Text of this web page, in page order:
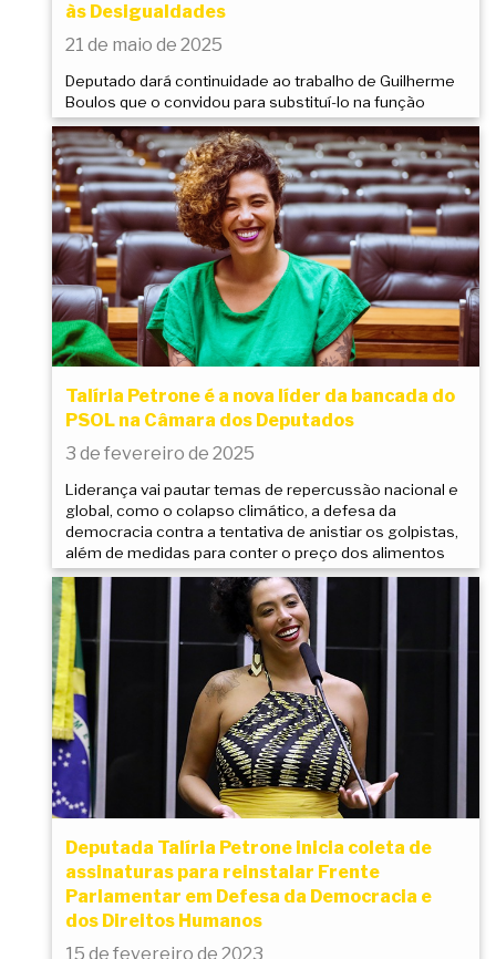
às Desigualdades
21 de maio de 2025
Deputado dará continuidade ao trabalho de Guilherme
Boulos que o convidou para substituí-lo na função
Talíria Petrone é a nova líder da bancada do
PSOL na Câmara dos Deputados
3 de fevereiro de 2025
Liderança vai pautar temas de repercussão nacional e
global, como o colapso climático, a defesa da
democracia contra a tentativa de anistiar os golpistas,
além de medidas para conter o preço dos alimentos
Deputada Talíria Petrone inicia coleta de
assinaturas para reinstalar Frente
Parlamentar em Defesa da Democracia e
dos Direitos Humanos
15 de fevereiro de 2023